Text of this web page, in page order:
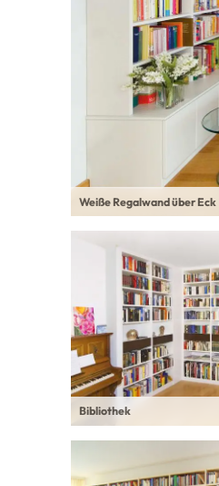
Weiße Regalwand über Eck
Bibliothek